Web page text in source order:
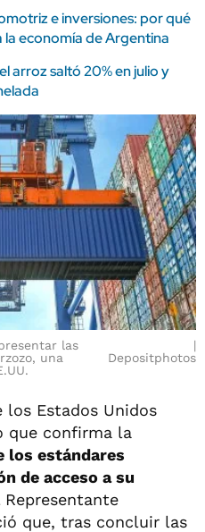
e inversiones: por qué
economía de Argentina
arroz saltó 20% en julio y
las
una
Depositphotos
Estados Unidos
que confirma la
los estándares
de acceso a su
que, tras concluir las